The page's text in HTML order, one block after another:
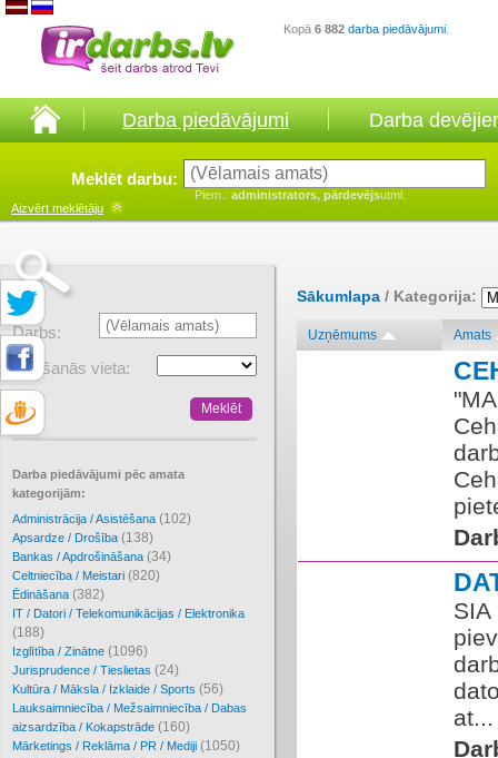
Kopā 6 882 darba piedāvājumi
Darba piedāvājumi Darba
Meklēt darbu:
Piem.: administrators, pārdevējsutml.
Aizvērt meklētāju
Darbs:
Atrašanās vieta:
Darba piedāvājumi pēc amata
kategorijām:
Administrācija / Asistēšana (102)
Apsardze / Drošība (138)
Bankas / Apdrošināšana (34)
Celtniecība / Meistari (820)
Ēdināšana (382)
IT / Datori / Telekomunikācijas / Elektronika
(188)
Izglītība / Zinātne (1096)
Jurisprudence / Tieslietas (24)
Kultūra / Māksla / Izklaide / Sports (56)
Lauksaimniecība / Mežsaimniecība / Dabas
aizsardzība / Kokapstrāde (160)
Mārketings / Reklāma / PR / Mediji (1050)
Sākumlapa / Kategorija:
Uzņēmums Amats
SIA
at...